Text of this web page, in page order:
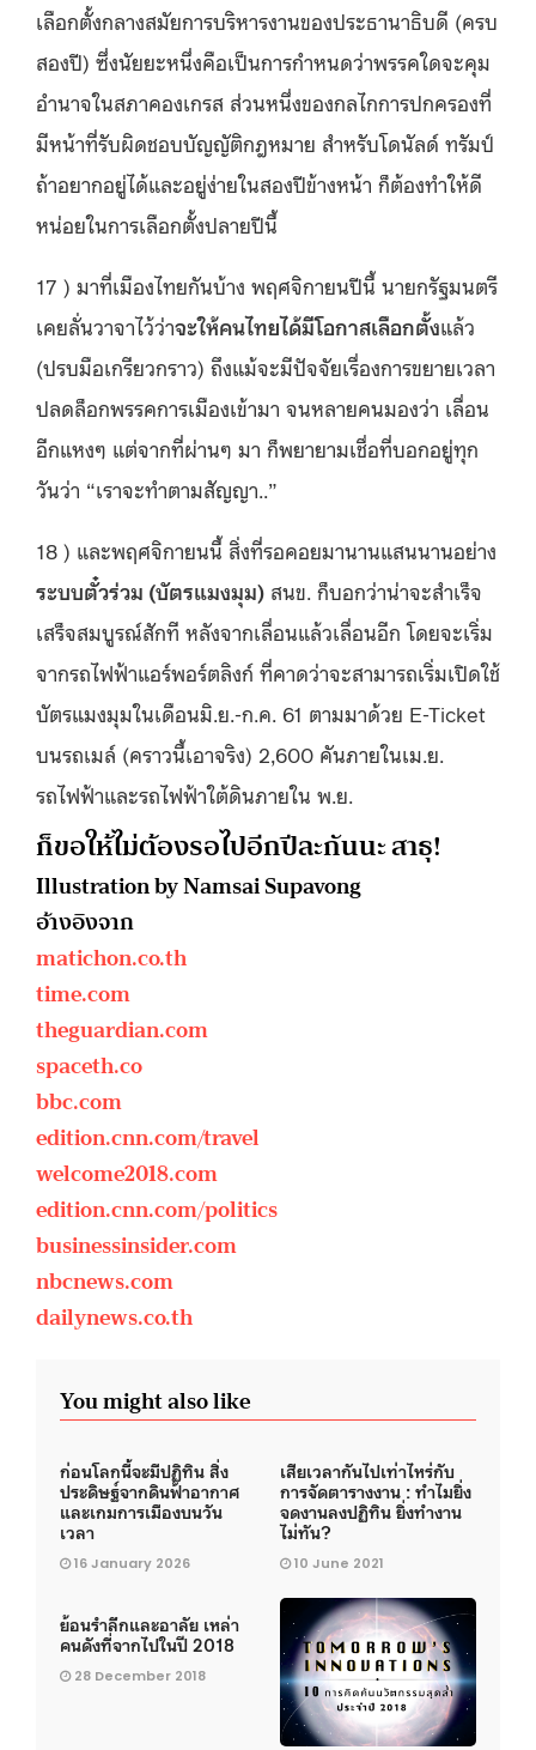
เลือกตั้งกลางสมัยการบริหารงานของประธานาธิบดี (ครบ
สองปี) ซึ่งนัยยะหนึ่งคือเป็นการกำหนดว่าพรรคใดจะคุม
อำนาจในสภาคองเกรส ส่วนหนึ่งของกลไกการปกครองที่
มีหน้าที่รับผิดชอบบัญญัติกฎหมาย สำหรับโดนัลด์ ทรัมป์
ถ้าอยากอยู่ได้และอยู่ง่ายในสองปีข้างหน้า ก็ต้องทำให้ดี
หน่อยในการเลือกตั้งปลายปีนี้
17 ) มาที่เมืองไทยกันบ้าง พฤศจิกายนปีนี้ นายกรัฐมนตรี
เคยลั่นวาจาไว้ว่าจะให้คนไทยได้มีโอกาสเลือกตั้งแล้ว
(ปรบมือเกรียวกราว) ถึงแม้จะมีปัจจัยเรื่องการขยายเวลา
ปลดล็อกพรรคการเมืองเข้ามา จนหลายคนมองว่า เลื่อน
อีกแหงๆ แต่จากที่ผ่านๆ มา ก็พยายามเชื่อที่บอกอยู่ทุก
วันว่า “เราจะทำตามสัญญา..”
18 ) และพฤศจิกายนนี้ สิ่งที่รอคอยมานานแสนนานอย่าง
ระบบตั๋วร่วม (บัตรแมงมุม) สนข. ก็บอกว่าน่าจะสำเร็จ
เสร็จสมบูรณ์สักที หลังจากเลื่อนแล้วเลื่อนอีก โดยจะเริ่ม
จากรถไฟฟ้าแอร์พอร์ตลิงก์ ที่คาดว่าจะสามารถเริ่มเปิดใช้
บัตรแมงมุมในเดือนมิ.ย.-ก.ค. 61 ตามมาด้วย E-Ticket
บนรถเมล์ (คราวนี้เอาจริง) 2,600 คันภายในเม.ย.
รถไฟฟ้าและรถไฟฟ้าใต้ดินภายใน พ.ย.
ก็ขอให้ไม่ต้องรอไปอีกปีละกันนะ สาธุ!
Illustration by Namsai Supavong
อ้างอิงจาก
matichon.co.th
time.com
theguardian.com
spaceth.co
bbc.com
edition.cnn.com/travel
welcome2018.com
edition.cnn.com/politics
businessinsider.com
nbcnews.com
dailynews.co.th
You might also like
ก่อนโลกนี้จะมีปฏิทิน สิ่ง
ประดิษฐ์จากดินฟ้าอากาศ
และเกมการเมืองบนวัน
เวลา
16 January 2026
เสียเวลากันไปเท่าไหร่กับ
การจัดตารางงาน : ทำไมยิ่ง
จดงานลงปฏิทิน ยิ่งทำงาน
ไม่ทัน?
10 June 2021
ย้อนรำลึกและอาลัย เหล่า
คนดังที่จากไปในปี 2018
28 December 2018